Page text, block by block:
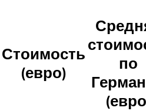
Стоимость
(евро)
по